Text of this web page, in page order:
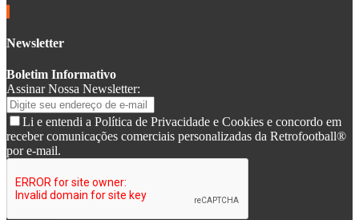
Newsletter
Boletim Informativo
Assinar Nossa Newsletter:
Li e entendi a Política de Privacidade e Cookies e concordo em
receber comunicações comerciais personalizadas da Retrofootball®
por e-mail.